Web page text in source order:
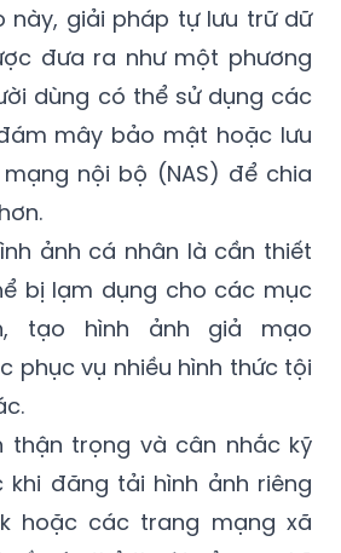
dùng có thể sử dụng các
mây bảo mật hoặc lưu
nội bộ (NAS) để chia
ảnh cá nhân là cần thiết
bị lạm dụng cho các mục
tạo hình ảnh giả mạo
phục vụ nhiều hình thức tội
thận trọng và cân nhắc kỹ
đăng tải hình ảnh riêng
hoặc các trang mạng xã
về các thủ thuật của cựu kỹ
sẽ được làm rõ hơn khi vụ